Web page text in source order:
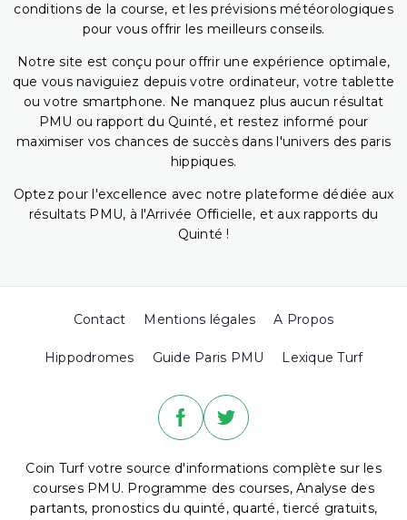
conditions de la course, et les prévisions météorologiques
pour vous offrir les meilleurs conseils.
Notre site est conçu pour offrir une expérience optimale,
que vous naviguiez depuis votre ordinateur, votre tablette
ou votre smartphone. Ne manquez plus aucun résultat
PMU ou rapport du Quinté, et restez informé pour
maximiser vos chances de succès dans l'univers des paris
hippiques.
Optez pour l'excellence avec notre plateforme dédiée aux
résultats PMU, à l'Arrivée Officielle, et aux rapports du
Quinté !
Contact Mentions légales A Propos
Hippodromes Guide Paris PMU Lexique Turf
Coin Turf votre source d'informations complète sur les
courses PMU. Programme des courses, Analyse des
partants, pronostics du quinté, quarté, tiercé gratuits,